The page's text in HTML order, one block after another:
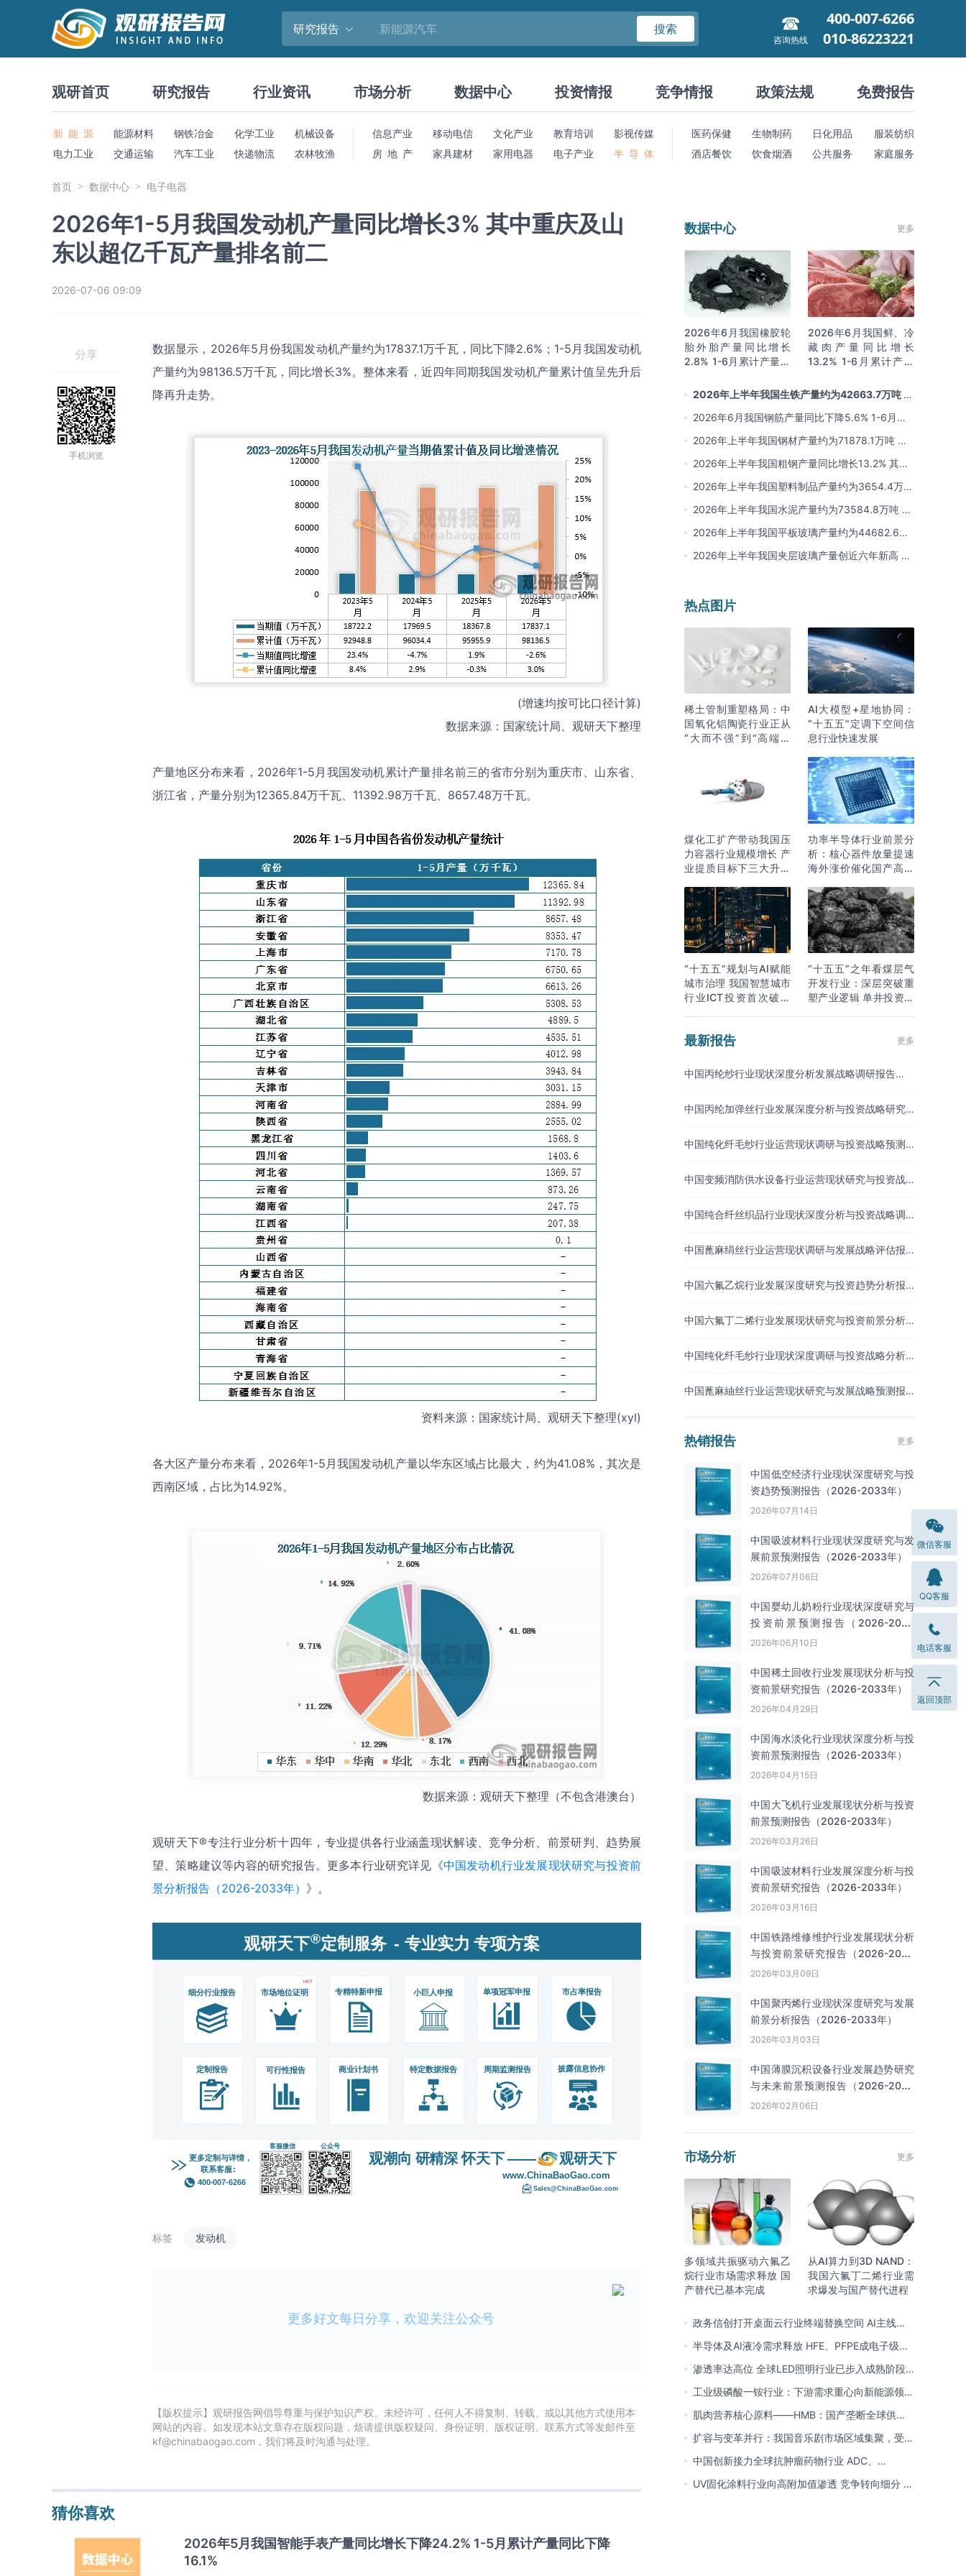
研究报告 搜索
咨询热线
400-007-6266
010-86223221
观研首页 研究报告 行业资讯 市场分析 数据中心 投资情报 竞争情报 政策法规 免费报告
新 能 源 能源材料 钢铁冶金 化学工业
机械设备
电力工业
交通运输 汽车工业 快递物流 农林牧渔
信息产业 移动电信 文化产业 教育培训
影视传媒
房 地 产
家具建材 家用电器 电子产业 半 导 体
医药保健 生物制药 日化用品
服装纺织
酒店餐饮
饮食烟酒 公共服务 家庭服务
首页 数据中心 电子电器
2026年1-5月我国发动机产量同比增长3% 其中重庆及山
东以超亿千瓦产量排名前二
2026-07-06 09:09
分享
手机浏览
数据显示，2026年5月份我国发动机产量约为17837.1万千瓦，同比下降2.6%；1-5月我国发动机
产量约为98136.5万千瓦，同比增长3%。整体来看，近四年同期我国发动机产量累计值呈先升后
降再升走势。
(增速均按可比口径计算)
数据来源：国家统计局、观研天下整理
产量地区分布来看，2026年1-5月我国发动机累计产量排名前三的省市分别为重庆市、山东省、
浙江省，产量分别为12365.84万千瓦、11392.98万千瓦、8657.48万千瓦。
资料来源：国家统计局、观研天下整理(xyl)
各大区产量分布来看，2026年1-5月我国发动机产量以华东区域占比最大，约为41.08%，其次是
西南区域，占比为14.92%。
数据来源：观研天下整理（不包含港澳台）
观研天下®专注行业分析十四年，专业提供各行业涵盖现状解读、竞争分析、前景研判、趋势展
望、策略建议等内容的研究报告。更多本行业研究详见《中国发动机行业发展现状研究与投资前
景分析报告（2026-2033年） 》。
标签 发动机
更多好文每日分享，欢迎关注公众号
【版权提示】观研报告网倡导尊重与保护知识产权。未经许可，任何人不得复制、转载、或以其他方式使用本
网站的内容。如发现本站文章存在版权问题，烦请提供版权疑问、身份证明、版权证明、联系方式等发邮件至
kf@chinabaogao.com，我们将及时沟通与处理。
猜你喜欢
2026年5月我国智能手表产量同比增长下降24.2% 1-5月累计产量同比下降
16.1%
数据中心 更多
2026年6月我国橡胶轮
胎外胎产量同比增长
2.8% 1-6月累计产量同
2026年6月我国鲜、冷
藏肉产量同比增长
13.2% 1-6月累计产量
2026年上半年我国生铁产量约为42663.7万吨 同
比下降2.8% 其中河北产量占比22.7%排名第一
2026年6月我国钢筋产量同比下降5.6% 1-6月累
计产量同比下降10.7%
2026年上半年我国钢材产量约为71878.1万吨 同
比下降0.9% 其中河北以超亿吨产量排名第一
2026年上半年我国粗钢产量同比增长13.2% 其中
河北产量占比21.5%位居首位
2026年上半年我国塑料制品产量约为3654.4万吨
其中江苏、浙江产量分别占比18.9%、16.0%
2026年上半年我国水泥产量约为73584.8万吨 同
比下降8% 其中广东、浙江和安徽分别排名前三
2026年上半年我国平板玻璃产量约为44682.6万
重量箱 同比下降5.7% 其中河北产量最多 占比
2026年上半年我国夹层玻璃产量创近六年新高 约
热点图片
稀土管制重塑格局：中
国氧化铝陶瓷行业正从
“大而不强”到“高端突
AI大模型+星地协同：
“十五五”定调下空间信
息行业快速发展
煤化工扩产带动我国压
力容器行业规模增长 产
业提质目标下三大升级
功率半导体行业前景分
析：核心器件放量提速
海外涨价催化国产高端
“十五五”规划与AI赋能
城市治理 我国智慧城市
行业ICT投资首次破万
“十五五”之年看煤层气
开发行业：深层突破重
塑产业逻辑 单井投资成
最新报告 更多
中国丙纶纱行业现状深度分析发展战略调研报告
中国丙纶加弹丝行业发展深度分析与投资战略研究
中国纯化纤毛纱行业运营现状调研与投资战略预测
中国变频消防供水设备行业运营现状研究与投资战
中国纯合纤丝织品行业现状深度分析与投资战略调
中国蓖麻绢丝行业运营现状调研与发展战略评估报
中国六氟乙烷行业发展深度研究与投资趋势分析报
中国六氟丁二烯行业发展现状研究与投资前景分析
中国纯化纤毛纱行业现状深度调研与投资战略分析
中国蓖麻紬丝行业运营现状研究与发展战略预测报
热销报告 更多
中国低空经济行业现状深度研究与投
资趋势预测报告（2026-2033年）
2026年07月14日
中国吸波材料‌‌‌行业现状深度研究与发
展前景预测报告（2026-2033年）
2026年07月06日
中国婴幼儿奶粉行业现状深度研究与
投资前景预测报告（2026-2033
年）
2026年06月10日
中国‌‌稀土回收‌‌行业发展现状分析与投
资前景研究报告（2026-2033年）
2026年04月29日
中国海水淡化行业现状深度分析与投
资前景预测报告（2026-2033年）
2026年04月15日
中国大飞机行业发展现状分析与投资
前景预测报告（2026-2033年）
2026年03月26日
中国吸波材料行业发展深度分析与投
资前景研究报告（2026-2033年）
2026年03月16日
中国铁路维修维护行业发展现状分析
与投资前景研究报告（2026-2033
年）
2026年03月09日
中国聚丙烯行业现状深度研究与发展
前景分析报告（2026-2033年）
2026年03月03日
中国薄膜沉积设备行业发展趋势研究
与未来前景预测报告（2026-2033
年）
2026年02月06日
市场分析 更多
多领域共振驱动六氟乙
烷行业市场需求释放 国
产替代已基本完成
从AI算力到3D NAND：
我国六氟丁二烯行业需
求爆发与国产替代进程
政务信创打开桌面云行业终端替换空间 AI主线重
塑竞争逻辑 中国本土厂商全面反超
半导体及AI液冷需求释放 HFE、PFPE成电子级氟
化液行业主流 3M退场下国产高端突破加速
渗透率达高位 全球LED照明行业已步入成熟阶段
未来将向集成化、智能化方向演进
工业级磷酸一铵行业：下游需求重心向新能源领域
转移 产业链一体化趋势清晰
肌肉营养核心原料——HMB：国产垄断全球供给
市场 龙头构筑全方位竞争壁垒
扩容与变革并行：我国音乐剧市场区域集聚，受众
群体更新，内容生态持续完善
中国创新接力全球抗肿瘤药物行业 ADC、
CDK4/6与BTK引领 医保落地促专特药双渠道格局
UV固化涂料行业向高附加值渗透 竞争转向细分 恒
微信客服
QQ客服
电话客服
返回顶部